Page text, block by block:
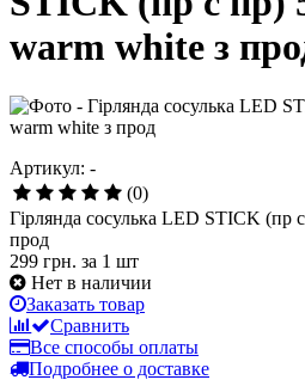
warm white з
Артикул: -
(0)
Гірлянда сосулька LED STICK (пр
прод
299 грн. за 1 шт
Нет в наличии
Заказать товар
Сравнить
Все способы оплаты
Подробнее о доставке